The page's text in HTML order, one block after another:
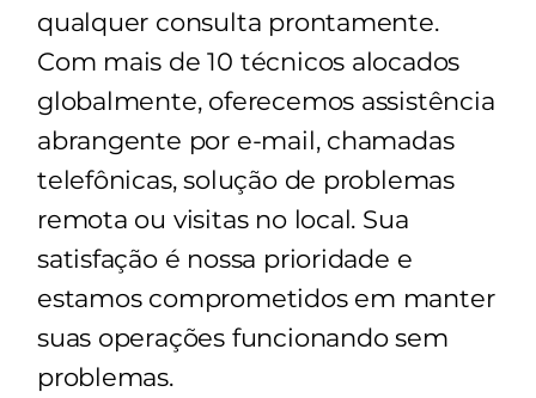
qualquer consulta prontamente.
Com mais de 10 técnicos alocados
globalmente, oferecemos assistência
abrangente por e-mail, chamadas
telefônicas, solução de problemas
remota ou visitas no local. Sua
satisfação é nossa prioridade e
estamos comprometidos em manter
suas operações funcionando sem
problemas.